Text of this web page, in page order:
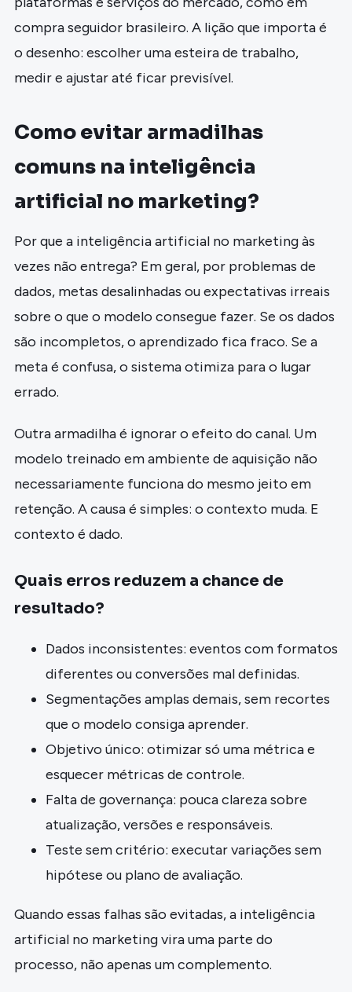
compra seguidor brasileiro. A lição que importa é
o desenho: escolher uma esteira de trabalho,
medir e ajustar até ficar previsível.
Como evitar armadilhas
comuns na inteligência
artificial no marketing?
Por que a inteligência artificial no marketing às
vezes não entrega? Em geral, por problemas de
dados, metas desalinhadas ou expectativas irreais
sobre o que o modelo consegue fazer. Se os dados
são incompletos, o aprendizado fica fraco. Se a
meta é confusa, o sistema otimiza para o lugar
errado.
Outra armadilha é ignorar o efeito do canal. Um
modelo treinado em ambiente de aquisição não
necessariamente funciona do mesmo jeito em
retenção. A causa é simples: o contexto muda. E
contexto é dado.
Quais erros reduzem a chance de
resultado?
Dados inconsistentes: eventos com formatos
diferentes ou conversões mal definidas.
Segmentações amplas demais, sem recortes
que o modelo consiga aprender.
Objetivo único: otimizar só uma métrica e
esquecer métricas de controle.
Falta de governança: pouca clareza sobre
atualização, versões e responsáveis.
Teste sem critério: executar variações sem
hipótese ou plano de avaliação.
Quando essas falhas são evitadas, a inteligência
artificial no marketing vira uma parte do
processo, não apenas um complemento.